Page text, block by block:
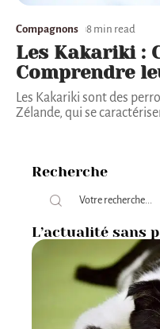
Compagnons 8 min read
Les Kakariki :
Comprendre
Les Kakariki sont des
Zélande, qui se
Recherche
L’actualité sans